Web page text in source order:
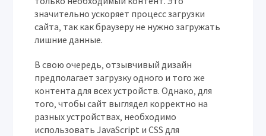
значительно ускоряет процесс загрузки
сайта‚ так как браузеру не нужно загружать
лишние данные.
В свою очередь‚ отзывчивый дизайн
предполагает загрузку одного и того же
контента для всех устройств. Однако‚ для
того‚ чтобы сайт выглядел корректно на
разных устройствах‚ необходимо
использовать JavaScript и CSS для